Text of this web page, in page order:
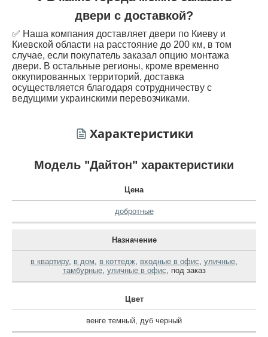
двери с доставкой?
✅ Наша компания доставляет двери по Киеву и
Киевской области на расстояние до 200 км, в том
случае, если покупатель заказал опцию монтажа
двери. В остальные регионы, кроме временно
оккупированных территорий, доставка
осуществляется благодаря сотрудничеству с
ведущими украинскими перевозчиками.
Характеристики
Модель "Дайтон" характеристики
Цена
добротные
Назначение
в квартиру, в дом, в коттедж, входные в офис, уличные,
тамбурные, уличные в офис, под заказ
Цвет
венге темный, дуб черный